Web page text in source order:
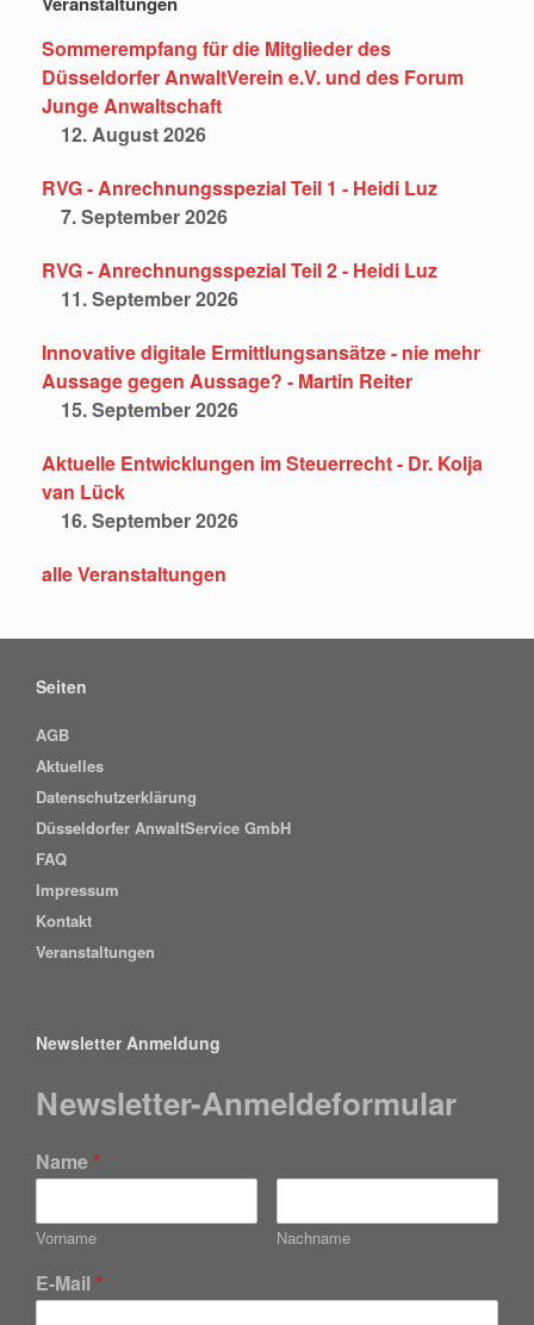
Sommerempfang für die Mitglieder des
Düsseldorfer AnwaltVerein e.V. und des Forum
Junge Anwaltschaft
12. August 2026
RVG - Anrechnungsspezial Teil 1 - Heidi Luz
7. September 2026
RVG - Anrechnungsspezial Teil 2 - Heidi Luz
11. September 2026
Innovative digitale Ermittlungsansätze - nie mehr
Aussage gegen Aussage? - Martin Reiter
15. September 2026
Aktuelle Entwicklungen im Steuerrecht - Dr. Kolja
van Lück
16. September 2026
alle Veranstaltungen
Seiten
AGB
Aktuelles
Datenschutzerklärung
Düsseldorfer AnwaltService GmbH
FAQ
Impressum
Kontakt
Veranstaltungen
Newsletter Anmeldung
Newsletter-Anmeldeformular
Name *
Vorname Nachname
E-Mail *